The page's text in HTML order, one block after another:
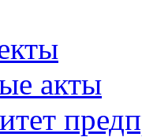
акты